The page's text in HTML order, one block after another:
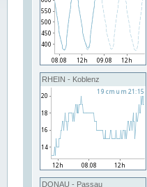
RHEIN - Koblenz
DONAU - Passau